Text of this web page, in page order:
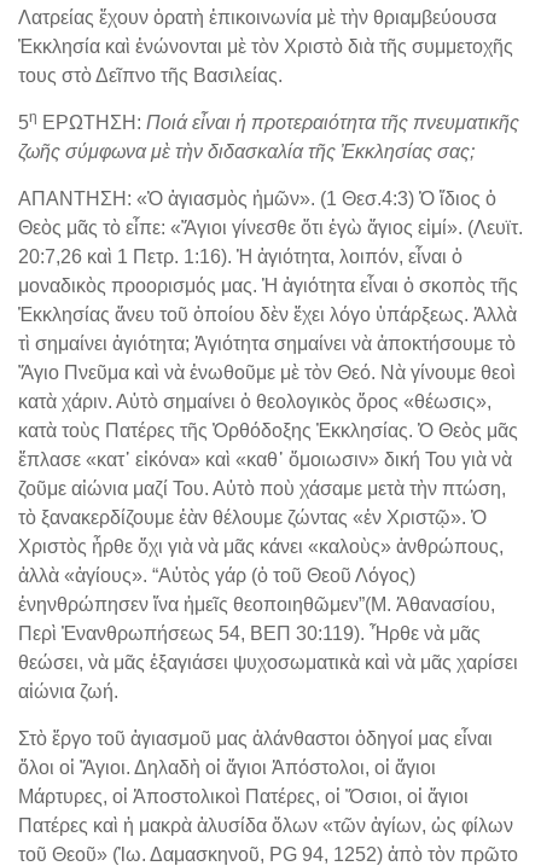
Λατρείας ἔχουν ὁρατὴ ἐπικοινωνία μὲ τὴν θριαμβεύουσα
Ἐκκλησία καὶ ἑνώνονται μὲ τὸν Χριστὸ διὰ τῆς συμμετοχῆς
τους στὸ Δεῖπνο τῆς Βασιλείας.
5η ΕΡΩΤΗΣΗ: Ποιά εἶναι ἡ προτεραιότητα τῆς πνευματικῆς
ζωῆς σύμφωνα μὲ τὴν διδασκαλία τῆς Ἐκκλησίας σας;
ΑΠΑΝΤΗΣΗ: «Ὁ ἁγιασμὸς ἡμῶν». (1 Θεσ.4:3) Ὁ ἴδιος ὁ
Θεὸς μᾶς τὸ εἶπε: «Ἅγιοι γίνεσθε ὅτι ἐγὼ ἅγιος εἰμί». (Λευϊτ.
20:7,26 καὶ 1 Πετρ. 1:16). Ἡ ἁγιότητα, λοιπόν, εἶναι ὁ
μοναδικὸς προορισμός μας. Ἡ ἁγιότητα εἶναι ὁ σκοπὸς τῆς
Ἐκκλησίας ἄνευ τοῦ ὁποίου δὲν ἔχει λόγο ὑπάρξεως. Ἀλλὰ
τὶ σημαίνει ἁγιότητα; Ἁγιότητα σημαίνει νὰ ἀποκτήσουμε τὸ
Ἅγιο Πνεῦμα καὶ νὰ ἑνωθοῦμε μὲ τὸν Θεό. Νὰ γίνουμε θεοὶ
κατὰ χάριν. Αὐτὸ σημαίνει ὁ θεολογικὸς ὅρος «θέωσις»,
κατὰ τοὺς Πατέρες τῆς Ὀρθόδοξης Ἐκκλησίας. Ὁ Θεὸς μᾶς
ἔπλασε «κατ᾽ εἰκόνα» καὶ «καθ᾽ ὅμοιωσιν» δική Του γιὰ νὰ
ζοῦμε αἰώνια μαζί Του. Αὐτὸ ποὺ χάσαμε μετὰ τὴν πτώση,
τὸ ξανακερδίζουμε ἐὰν θέλουμε ζώντας «ἐν Χριστῷ». Ὁ
Χριστὸς ἦρθε ὄχι γιὰ νὰ μᾶς κάνει «καλοὺς» ἀνθρώπους,
ἀλλὰ «ἁγίους». “Αὐτὸς γάρ (ὁ τοῦ Θεοῦ Λόγος)
ἐνηνθρώπησεν ἵνα ἡμεῖς θεοποιηθῶμεν”(Μ. Ἀθανασίου,
Περὶ Ἐνανθρωπήσεως 54, ΒΕΠ 30:119). Ἦρθε νὰ μᾶς
θεώσει, νὰ μᾶς ἐξαγιάσει ψυχοσωματικὰ καὶ νὰ μᾶς χαρίσει
αἰώνια ζωή.
Στὸ ἔργο τοῦ ἁγιασμοῦ μας ἀλάνθαστοι ὁδηγοί μας εἶναι
ὅλοι οἱ Ἅγιοι. Δηλαδὴ οἱ ἅγιοι Ἀπόστολοι, οἱ ἅγιοι
Μάρτυρες, οἱ Ἀποστολικοὶ Πατέρες, οἱ Ὅσιοι, οἱ ἅγιοι
Πατέρες καὶ ἡ μακρὰ ἁλυσίδα ὅλων «τῶν ἁγίων, ὡς φίλων
τοῦ Θεοῦ» (Ἰω. Δαμασκηνοῦ, PG 94, 1252) ἀπὸ τὸν πρῶτο